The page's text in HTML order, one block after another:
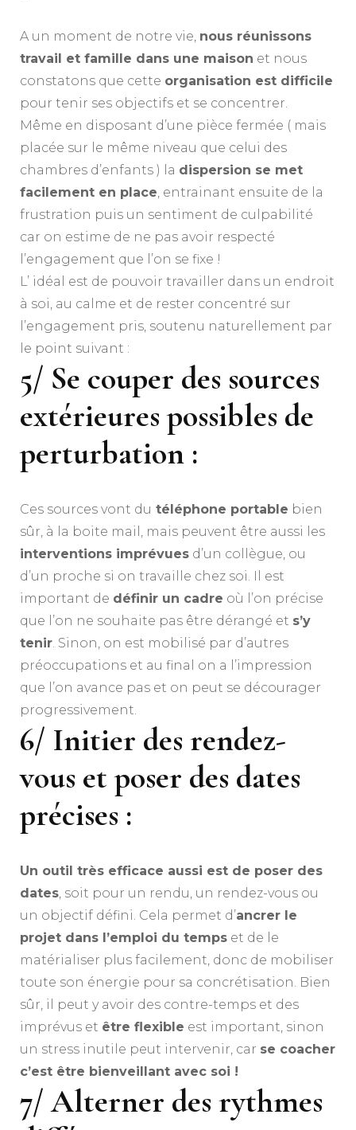
A un moment de notre vie, nous réunissons
travail et famille dans une maison et nous
constatons que cette organisation est difficile
pour tenir ses objectifs et se concentrer.
Même en disposant d’une pièce fermée ( mais
placée sur le même niveau que celui des
chambres d’enfants ) la dispersion se met
facilement en place, entrainant ensuite de la
frustration puis un sentiment de culpabilité
car on estime de ne pas avoir respecté
l’engagement que l’on se fixe !
L’ idéal est de pouvoir travailler dans un endroit
à soi, au calme et de rester concentré sur
l’engagement pris, soutenu naturellement par
le point suivant :
5/ Se couper des sources
extérieures possibles de
perturbation :
Ces sources vont du téléphone portable bien
sûr, à la boite mail, mais peuvent être aussi les
interventions imprévues d’un collègue, ou
d’un proche si on travaille chez soi. Il est
important de définir un cadre où l’on précise
que l’on ne souhaite pas être dérangé et s’y
tenir. Sinon, on est mobilisé par d’autres
préoccupations et au final on a l’impression
que l’on avance pas et on peut se décourager
progressivement.
6/ Initier des rendez-
vous et poser des dates
précises :
Un outil très efficace aussi est de poser des
dates, soit pour un rendu, un rendez-vous ou
un objectif défini. Cela permet d’ancrer le
projet dans l’emploi du temps et de le
matérialiser plus facilement, donc de mobiliser
toute son énergie pour sa concrétisation. Bien
sûr, il peut y avoir des contre-temps et des
imprévus et être flexible est important, sinon
un stress inutile peut intervenir, car se coacher
c’est être bienveillant avec soi !
7/ Alterner des rythmes